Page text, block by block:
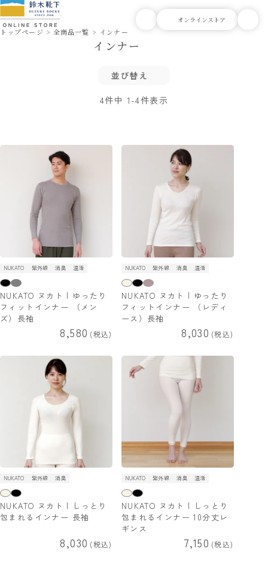
トップページ 全商品一覧 インナー
インナー
並び替え
4件中 1 -4件表示
NUKATO 紫外線 消臭 温活
NUKATO ヌカト | ゆったり
フィットインナー （メン
ズ）長袖
8,580 税込
NUKATO 紫外線 消臭 温活
NUKATO ヌカト | ゆったり
フィットインナー （レディ
ース）長袖
8,030 税込
NUKATO 紫外線 消臭
NUKATO ヌカト | しっとり
包まれるインナー 長袖
8,030 税込
NUKATO 紫外線 消臭 温活
NUKATO ヌカト | しっとり
包まれるインナー 10分丈レ
ギンス
7,150 税込